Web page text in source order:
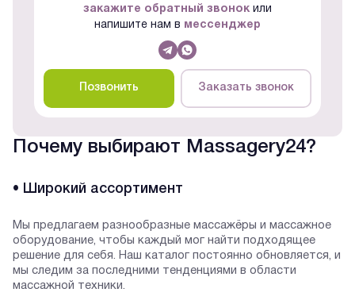
закажите обратный звонокили
напишите нам в
мессенджер
Позвонить Заказать звонок
Почему выбирают Massagery24?
• Широкий ассортимент
Мы предлагаем разнообразные массажёры и массажное
оборудование, чтобы каждый мог найти подходящее
решение для себя. Наш каталог постоянно обновляется, и
мы следим за последними тенденциями в области
массажной техники.